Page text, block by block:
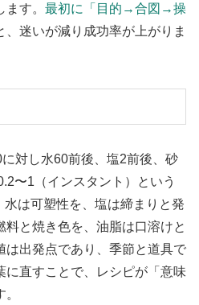
す。 最初に「目的→合図→操
、迷いが減り成功率が上がりま
対し水60前後、塩2前後、砂
〜1（インスタント）という
は可塑性を、塩は締まりと発
と焼き色を、油脂は口溶けと
は出発点であり、季節と道具で
に直すことで、レシピが「意味